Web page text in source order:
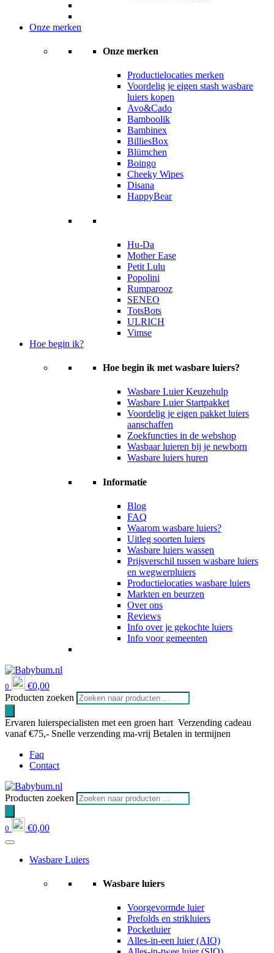
Onze merken
Onze merken
Productielocaties merken
Voordelig je eigen stash wasbare
luiers kopen
Avo&Cado
Bamboolik
Bambinex
BilliesBox
Blümchen
Boingo
Cheeky Wipes
Disana
HappyBear
Hu-Da
Mother Ease
Petit Lulu
Popolini
Rumparooz
SENEO
TotsBots
ULRICH
Vimse
Hoe begin ik?
Hoe begin ik met wasbare luiers?
Wasbare Luier Keuzehulp
Wasbare Luier Startpakket
Voordelig je eigen pakket luiers
aanschaffen
Zoekfuncties in de webshop
Wasbaar luieren bij je newborn
Wasbare luiers huren
Informatie
Blog
FAQ
Waarom wasbare luiers?
Uitleg soorten luiers
Wasbare luiers wassen
Prijsverschil tussen wasbare luiers
en wegwerpluiers
Productielocaties wasbare luiers
Markten en beurzen
Over ons
Reviews
Info over je gekochte luiers
Info voor gemeenten
0 €0,00
Producten zoeken
Ervaren luierspecialisten met een groen hart Verzending cadeau
vanaf €75,- Snelle verzending ma-vrij Betalen in termijnen
Faq
Contact
Producten zoeken
0 €0,00
Wasbare Luiers
Wasbare luiers
Voorgevormde luier
Prefolds en strikluiers
Pocketluier
Alles-in-een luier (AIO)